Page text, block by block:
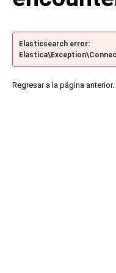
Elasticsearch error:
Regresar a la página anterior.